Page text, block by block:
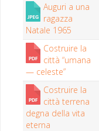
Auguri a una
ragaz­za
Natale 1965
Costru­ire la
cit­tà “umana
— celeste”
Costru­ire la
cit­tà ter­re­na
deg­na del­la vita
eterna